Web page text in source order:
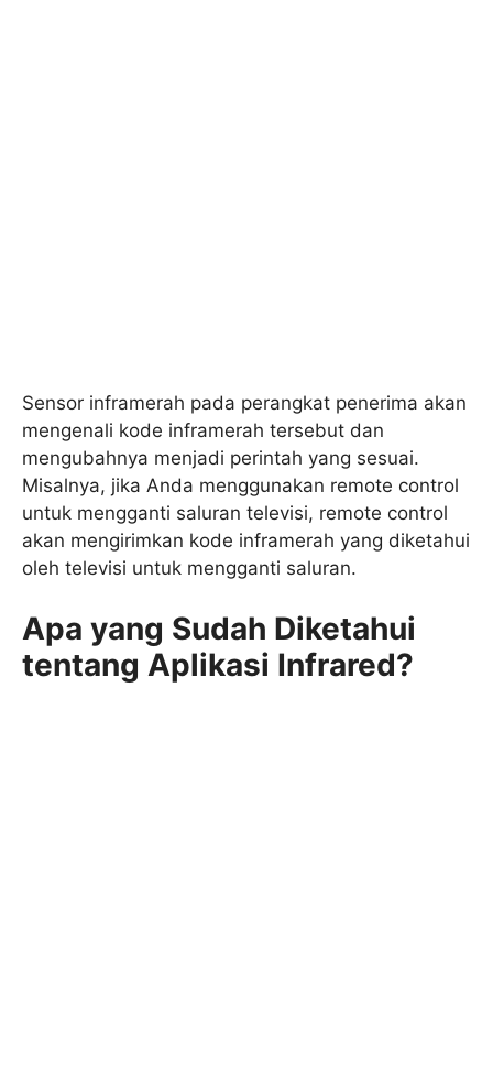
Sensor inframerah pada perangkat penerima akan
mengenali kode inframerah tersebut dan
mengubahnya menjadi perintah yang sesuai.
Misalnya, jika Anda menggunakan remote control
untuk mengganti saluran televisi, remote control
akan mengirimkan kode inframerah yang diketahui
oleh televisi untuk mengganti saluran.
Apa yang Sudah Diketahui
tentang Aplikasi Infrared?